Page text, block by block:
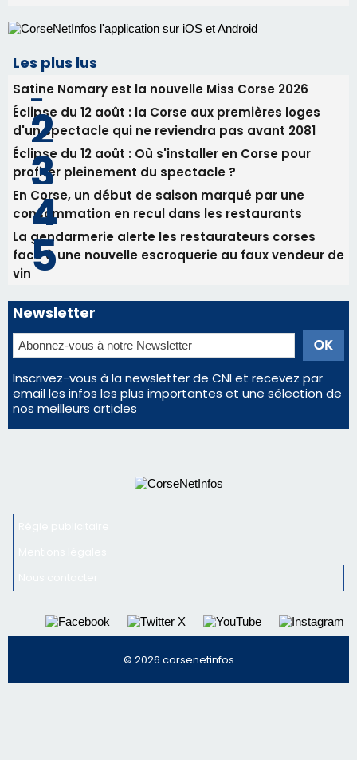
profiter pleinement du spectacle ?
consommation en recul dans les restaurants
La gendarmerie alerte les restaurateurs corses
face à une nouvelle escroquerie au faux vendeur de
vin
Newsletter
Inscrivez-vous à la newsletter de CNI et recevez par
email les infos les plus importantes et une sélection de
nos meilleurs articles
Régie publicitaire
Mentions légales
Nous contacter